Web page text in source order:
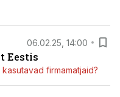
06.02.25, 14:00
Eestis
firmamatjaid?